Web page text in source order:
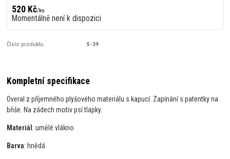
520 Kč/ks
Momentálně není k dispozici
Číslo produktu: S-39
Kompletní specifikace
Overal z příjemného plyšového materiálu s kapucí. Zapínání s patentky na
břiše. Na zádech motiv psí tlapky.
Materiál : umělé vlákno
Barva: hnědá